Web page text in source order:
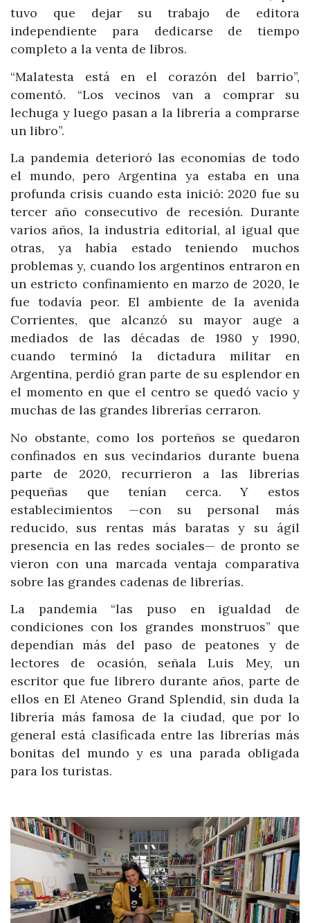
tuvo que dejar su trabajo de editora
independiente para dedicarse de tiempo
completo a la venta de libros.
“Malatesta está en el corazón del barrio”,
comentó. “Los vecinos van a comprar su
lechuga y luego pasan a la librería a comprarse
un libro”.
La pandemia deterioró las economías de todo
el mundo, pero Argentina ya estaba en una
profunda crisis cuando esta inició: 2020 fue su
tercer año consecutivo de recesión. Durante
varios años, la industria editorial, al igual que
otras, ya había estado teniendo muchos
problemas y, cuando los argentinos entraron en
un estricto confinamiento en marzo de 2020, le
fue todavía peor. El ambiente de la avenida
Corrientes, que alcanzó su mayor auge a
mediados de las décadas de 1980 y 1990,
cuando terminó la dictadura militar en
Argentina, perdió gran parte de su esplendor en
el momento en que el centro se quedó vacío y
muchas de las grandes librerías cerraron.
No obstante, como los porteños se quedaron
confinados en sus vecindarios durante buena
parte de 2020, recurrieron a las librerías
pequeñas que tenían cerca. Y estos
establecimientos —con su personal más
reducido, sus rentas más baratas y su ágil
presencia en las redes sociales— de pronto se
vieron con una marcada ventaja comparativa
sobre las grandes cadenas de librerías.
La pandemia “las puso en igualdad de
condiciones con los grandes monstruos” que
dependían más del paso de peatones y de
lectores de ocasión, señala Luis Mey, un
escritor que fue librero durante años, parte de
ellos en El Ateneo Grand Splendid, sin duda la
librería más famosa de la ciudad, que por lo
general está clasificada entre las librerías más
bonitas del mundo y es una parada obligada
para los turistas.